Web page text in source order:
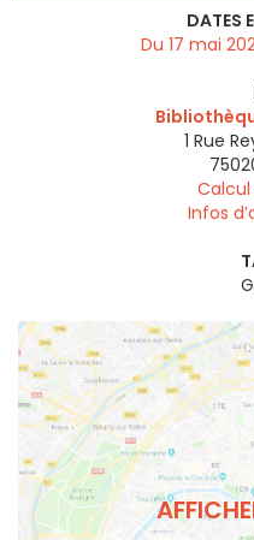
DATES
Du 17 mai
1 Rue
Infos